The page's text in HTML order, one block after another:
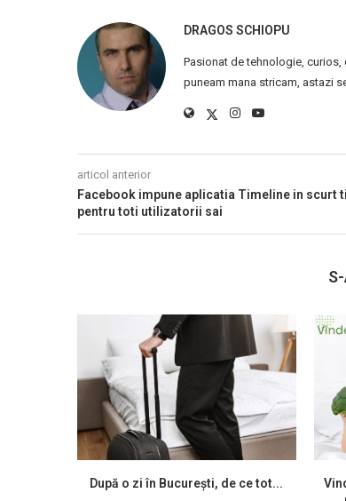
DRAGOS SCHIOPU
Pasionat de tehnologie,
puneam mana stricam, astazi
articol anterior
Facebook impune aplicatia Timeline in scurt
pentru toti utilizatorii sai
După o zi în București, de ce tot...